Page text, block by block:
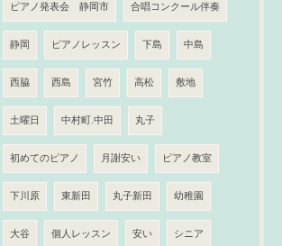
ピアノ発表会 静岡市 合唱コンクール伴奏
静岡 ピアノレッスン 下島 中島
西脇 西島 宮竹 高松 敷地
土曜日 中村町.中田 丸子
初めてのピアノ 月謝安い ピアノ教室
下川原 東新田 丸子新田 幼稚園
大谷 個人レッスン 安い シニア